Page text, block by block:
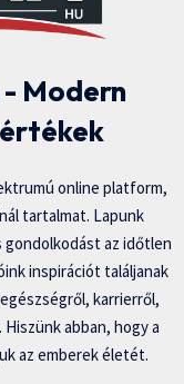
Modern
online platform,
tartalmat. Lapunk
az időtlen
inspirációt találjanak
karrierről,
abban, hogy a
az emberek életét.